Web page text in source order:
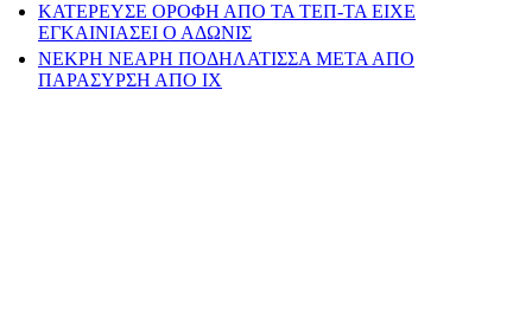
ΚΑΤΕΡΕΥΣΕ ΟΡΟΦΗ ΑΠΟ ΤΑ ΤΕΠ-ΤΑ ΕΙΧΕ
ΕΓΚΑΙΝΙΑΣΕΙ Ο ΑΔΩΝΙΣ
ΝΕΚΡΗ ΝΕΑΡΗ ΠΟΔΗΛΑΤΙΣΣΑ ΜΕΤΑ ΑΠΟ
ΠΑΡΑΣΥΡΣΗ ΑΠΟ ΙΧ